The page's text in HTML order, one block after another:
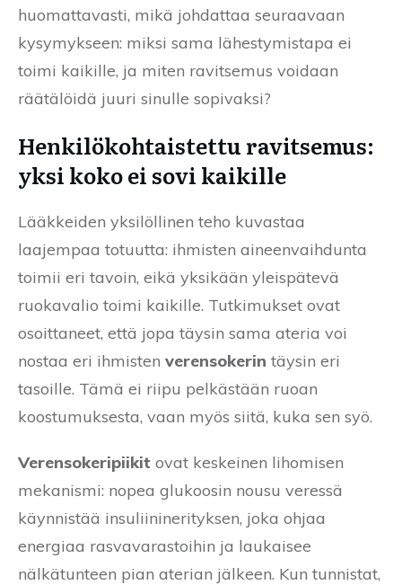
huomattavasti, mikä johdattaa seuraavaan
kysymykseen: miksi sama lähestymistapa ei
toimi kaikille, ja miten ravitsemus voidaan
räätälöidä juuri sinulle sopivaksi?
Henkilökohtaistettu ravitsemus:
yksi koko ei sovi kaikille
Lääkkeiden yksilöllinen teho kuvastaa
laajempaa totuutta: ihmisten aineenvaihdunta
toimii eri tavoin, eikä yksikään yleispätevä
ruokavalio toimi kaikille. Tutkimukset ovat
osoittaneet, että jopa täysin sama ateria voi
nostaa eri ihmisten verensokerin täysin eri
tasoille. Tämä ei riipu pelkästään ruoan
koostumuksesta, vaan myös siitä, kuka sen syö.
Verensokeripiikit ovat keskeinen lihomisen
mekanismi: nopea glukoosin nousu veressä
käynnistää insuliininerityksen, joka ohjaa
energiaa rasvavarastoihin ja laukaisee
nälkätunteen pian aterian jälkeen. Kun tunnistat,